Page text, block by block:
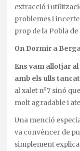
extracció i
problemes i
prop de la Pobla
On Dormir a
Ens vam allotjar al
amb els ulls
al xalet nº7 sinó
molt agradable i
Una menció
va convèncer de
simplement